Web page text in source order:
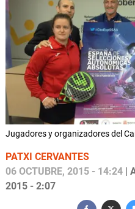
Jugadores y organizadores del
PATXI CERVANTES
06 OCTUBRE, 2015 - 14:24 |
2015 - 2:07